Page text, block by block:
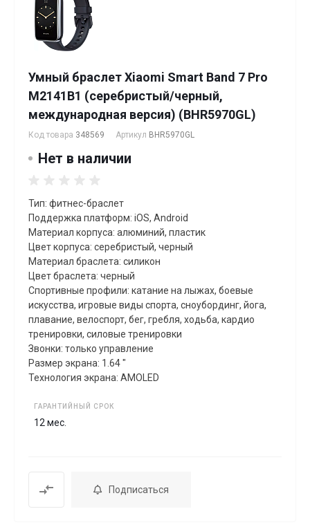
Умный браслет Xiaomi Smart Band 7 Pro
M2141B1 (серебристый/черный,
международная версия) (BHR5970GL)
Код товара 348569 Артикул BHR5970GL
Нет в наличии
Тип: фитнес-браслет
Поддержка платформ: iOS, Android
Материал корпуса: алюминий, пластик
Цвет корпуса: серебристый, черный
Материал браслета: силикон
Цвет браслета: черный
Спортивные профили: катание на лыжах, боевые
искусства, игровые виды спорта, сноубординг, йога,
плавание, велоспорт, бег, гребля, xодьба, кардио
тренировки, силовые тренировки
Звонки: только управление
Размер экрана: 1.64 "
Технология экрана: AMOLED
ГАРАНТИЙНЫЙ СРОК
12 мес.
Подписаться